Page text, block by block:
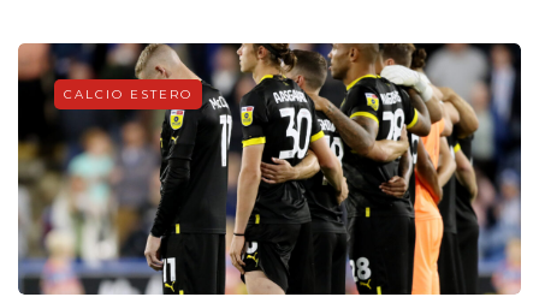
CALCIO ESTERO